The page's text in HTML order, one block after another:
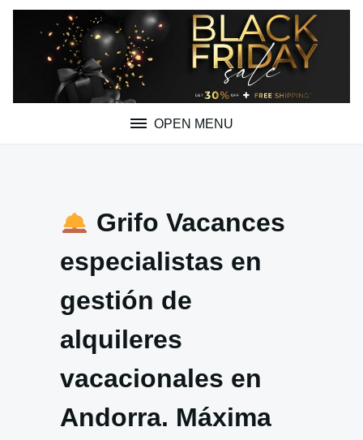
Skip
OPEN MENU
Grifo Vacances
especialistas en
gestión de
alquileres
vacacionales en
Andorra. Máxima